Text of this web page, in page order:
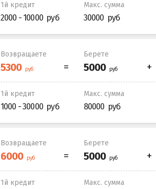
1й кредит
2000 - 10000
Макс. сумма
30000
Возвращаете Берете
1й кредит
1000 - 30000
Макс. сумма
80000
Возвращаете Берете
1й кредит Макс. сумма